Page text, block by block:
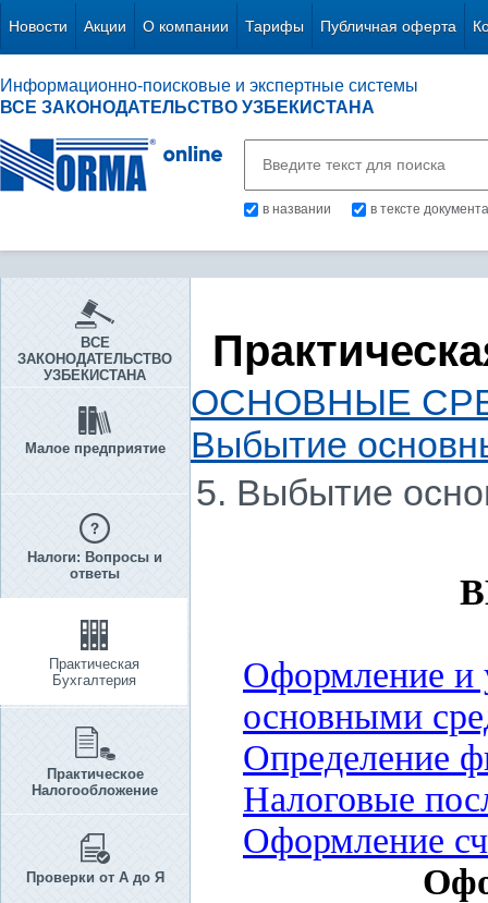
Новости Акции О компании Тарифы Публичная оферта
Информационно-поисковые и экспертные системы
ВСЕ ЗАКОНОДАТЕЛЬСТВО УЗБЕКИСТАНА
в названии в тексте документа
ВСЕ
ЗАКОНОДАТЕЛЬСТВО
УЗБЕКИСТАНА
Малое предприятие
Налоги: Вопросы и
ответы
Практическая
Бухгалтерия
Практическое
Налогообложение
Проверки от А до Я
ОСНОВНЫЕ
Выбытие
5. Выбытие
Оформление и
основными
Определение
Налоговые
Оформление